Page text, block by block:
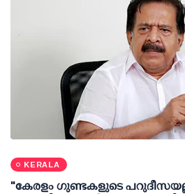
KERALA
"കേരളം ഗുണ്ടകളുടെ